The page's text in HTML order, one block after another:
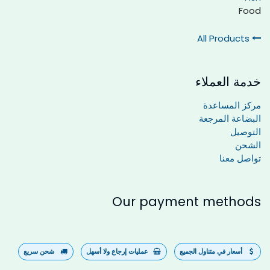
Food
خدمة العملاء
مركز المساعدة
البضاعة المرجعة
التوصيل
الشحن
تواصل معنا
Our payment methods
أسعار في متناول الجميع عمليات إرجاع ولا أسهل شحن سريع